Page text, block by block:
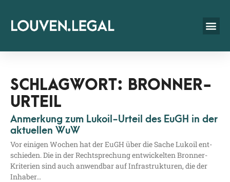
SCHLAGWORT: BRONNER-
URTEIL
Anmerkung zum Lukoil-Urteil des EuGH in der
aktuellen WuW
Vor eini­gen Wochen hat der EuGH über die Sache Lukoil ent­
schie­den. Die in der Recht­spre­chung ent­wi­ckel­ten Bron­­ner-
Kri­­te­ri­en sind auch anwend­bar auf Infra­struk­tu­ren, die der
Inhaber…